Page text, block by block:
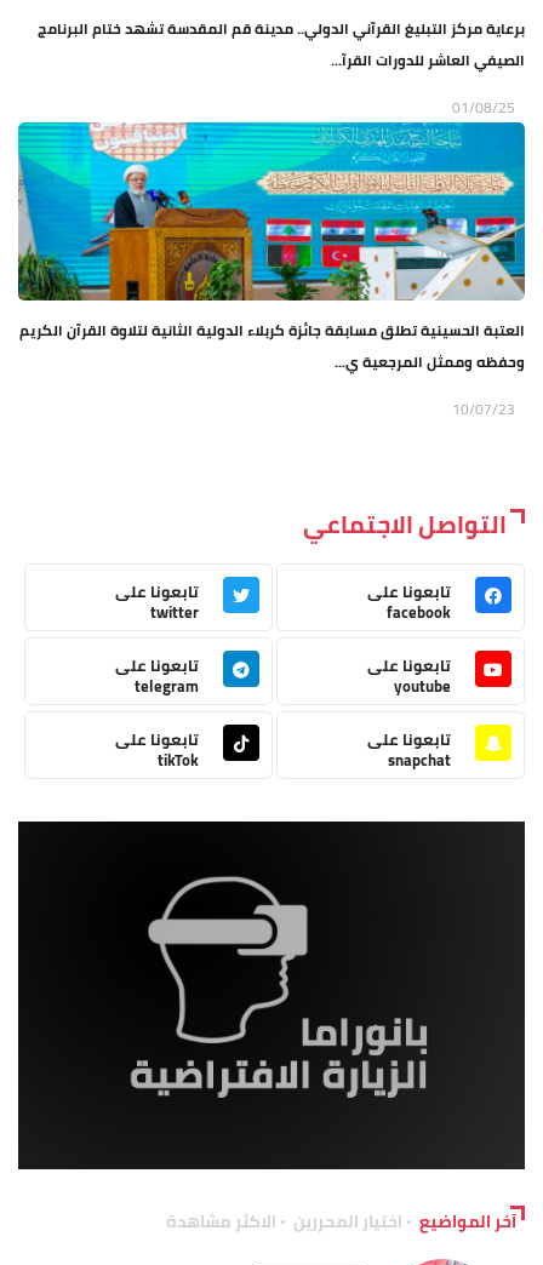
برعاية مركز التبليغ القرآني الدولي.. مدينة قم المقدسة تشهد ختام البرنامج
الصيفي العاشر للدورات القرآ...
01/08/25
العتبة الحسينية تطلق مسابقة جائزة كربلاء الدولية الثانية لتلاوة القرآن الكريم
وحفظه وممثل المرجعية ي...
10/07/23
التواصل الاجتماعي
تابعونا على
facebook
تابعونا على
twitter
تابعونا على
youtube
تابعونا على
telegram
تابعونا على
snapchat
تابعونا على
tikTok
آخر المواضيع اختيار المحررين الاكثر مشاهدة